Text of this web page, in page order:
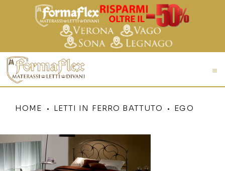
HOME LETTI IN FERRO BATTUTO EGO